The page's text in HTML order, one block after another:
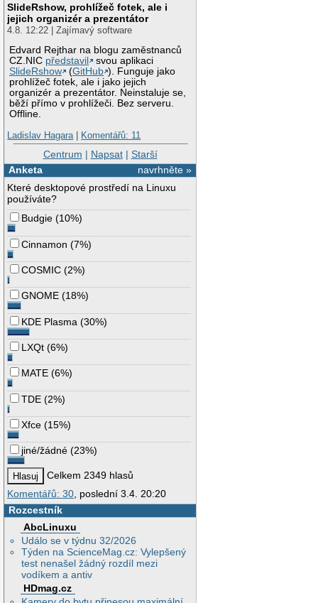
SlideRshow, prohlížeč fotek, ale i
jejich organizér a prezentátor
4.8. 12:22 | Zajímavý software
Edvard Rejthar na blogu zaměstnanců
CZ.NIC představil
svou aplikaci
SlideRshow
(GitHub ). Funguje jako
prohlížeč fotek, ale i jako jejich
organizér a prezentátor. Neinstaluje se,
běží přímo v prohlížeči. Bez serveru.
Offline.
Ladislav Hagara| Komentářů: 11
Centrum | Napsat| Starší
navrhněte »
Anketa
Které desktopové prostředí na Linuxu
používáte?
Budgie (10%)
Cinnamon (7%)
COSMIC (2%)
GNOME (18%)
KDE Plasma (30%)
LXQt (6%)
MATE (6%)
TDE (2%)
Xfce (15%)
jiné/žádné (23%)
Celkem 2349 hlasů
Komentářů: 30 , poslední 3.4. 20:20
Rozcestník
AbcLinuxu
Událo se v týdnu 32/2026
Týden na ScienceMag.cz: Vylepšený
test nenašel žádný rozdíl mezi
vodíkem a antiv
HDmag.cz